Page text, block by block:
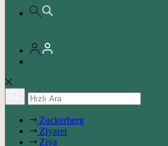
Zuckerberg
Ziyaret
Ziya